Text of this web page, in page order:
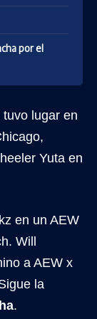
por el
tuvo lugar en
Yuta en
en un AEW
Will
a AEW x
la
.